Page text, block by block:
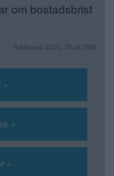
om bostadsbrist
Publicerad 10:21, 29 juli 2026
»
»